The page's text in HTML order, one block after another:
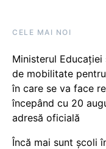
CELE MAI NOI
Ministerul
de mobilitate
în care se va face
începând cu 20
adresă oficială
Încă mai sunt școli